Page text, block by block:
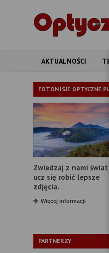
AKTUALNOŚCI
FOTOMISJE OPTYCZNE.PL
Zwiedzaj z nami świat i
ucz się robić lepsze
zdjęcia.
Więcej informacji
PARTNERZY